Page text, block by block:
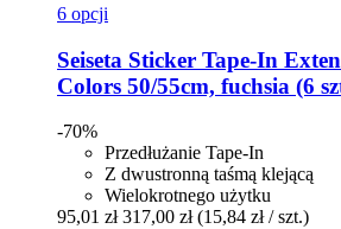
6 opcji
Seiseta Sticker Tape-​In
Colors 50/55cm, fuchsia (6
-70%
Przedłużanie Tape-In
Z dwustronną taśmą klejącą
Wielokrotnego użytku
95,01 zł 317,00 zł (15,84 zł / szt.)